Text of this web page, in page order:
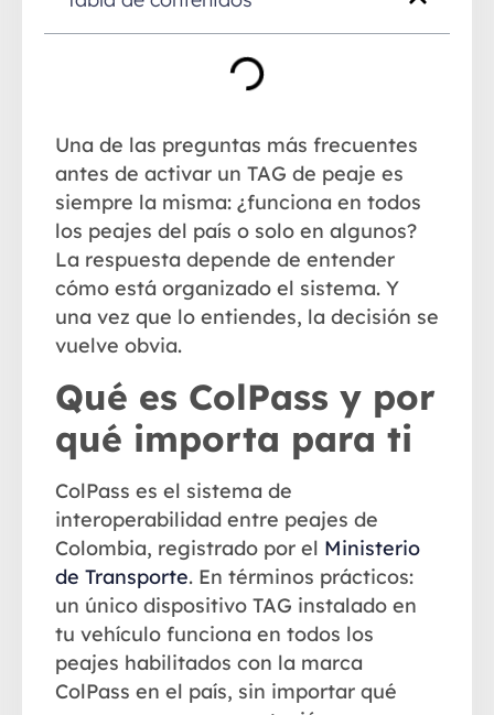
Una de las preguntas más frecuentes
antes de activar un TAG de peaje es
siempre la misma: ¿funciona en todos
los peajes del país o solo en algunos?
La respuesta depende de entender
cómo está organizado el sistema. Y
una vez que lo entiendes, la decisión se
vuelve obvia.
Qué es ColPass y por
qué importa para ti
ColPass es el sistema de
interoperabilidad entre peajes de
Colombia, registrado por el Ministerio
de Transporte. En términos prácticos:
un único dispositivo TAG instalado en
tu vehículo funciona en todos los
peajes habilitados con la marca
ColPass en el país, sin importar qué